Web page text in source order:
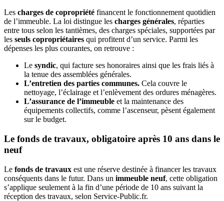
Les charges de copropriété financent le fonctionnement quotidien
de l’immeuble. La loi distingue les charges générales, réparties
entre tous selon les tantièmes, des charges spéciales, supportées par
les seuls copropriétaires qui profitent d’un service. Parmi les
dépenses les plus courantes, on retrouve :
Le syndic, qui facture ses honoraires ainsi que les frais liés à
la tenue des assemblées générales.
L’entretien des parties communes. Cela couvre le
nettoyage, l’éclairage et l’enlèvement des ordures ménagères.
L’assurance de l’immeuble et la maintenance des
équipements collectifs, comme l’ascenseur, pèsent également
sur le budget.
Le fonds de travaux, obligatoire après 10 ans dans le
neuf
Le fonds de travaux est une réserve destinée à financer les travaux
conséquents dans le futur. Dans un immeuble neuf, cette obligation
s’applique seulement à la fin d’une période de 10 ans suivant la
réception des travaux, selon Service-Public.fr.